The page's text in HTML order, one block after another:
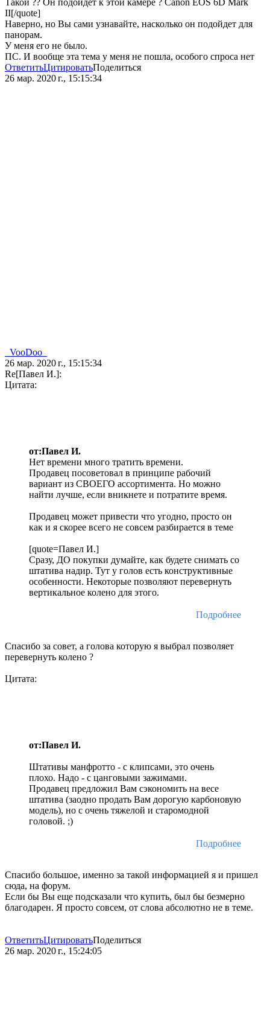
Такой ?? Он подойдет к этой камере ? Canon EOS 6D Mark
II[/quote]
Наверно, но Вы сами узнавайте, насколько он подойдет для
панорам.
У меня его не было.
ПС. И вообще эта тема у меня не пошла, особого спроса нет
ОтветитьЦитироватьПоделиться
26 мар. 2020 г., 15:15:34
_VooDoo_
26 мар. 2020 г., 15:15:34
Re[Павел И.]:
Цитата:
от:Павел И.
Нет времени много тратить времени.
Продавец посоветовал в принципе рабочий
вариант из СВОЕГО ассортимента. Но можно
найти лучше, если вникнете и потратите время.
Продавец может привести что угодно, просто он
как и я скорее всего не совсем разбирается в теме
[quote=Павел И.]
Сразу, ДО покупки думайте, как будете снимать со
штатива надир. Тут у голов есть конструктивные
особенности. Некоторые позволяют перевернуть
вертикальное колено для этого.
Подробнее
Спасибо за совет, а голова которую я выбрал позволяет
перевернуть колено ?
Цитата:
от:Павел И.
Штативы манфротто - с клипсами, это очень
плохо. Надо - с цанговыми зажимами.
Продавец предложил Вам сэкономить на весе
штатива (заодно продать Вам дорогую карбоновую
модель), но с очень тяжелой и старомодной
головой. ;)
Подробнее
Спасибо большое, именно за такой информацией я и пришел
сюда, на форум.
Если бы Вы еще подсказали что купить, был бы безмерно
благодарен. Я просто совсем, от слова абсолютно не в теме.
ОтветитьЦитироватьПоделиться
26 мар. 2020 г., 15:24:05